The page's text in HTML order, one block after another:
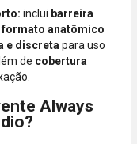
inclui barreira
formato anatômico
e discreta para uso
de cobertura
Always